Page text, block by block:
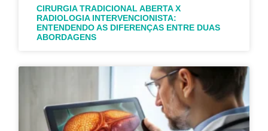
CIRURGIA TRADICIONAL ABERTA X
RADIOLOGIA INTERVENCIONISTA:
ENTENDENDO AS DIFERENÇAS ENTRE DUAS
ABORDAGENS